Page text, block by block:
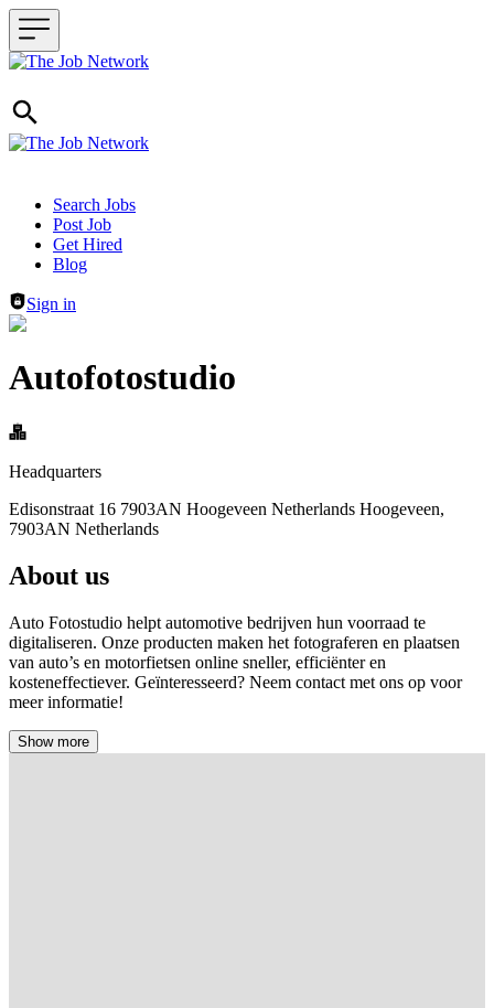
Header navigation
Search Jobs
Post Job
Get Hired
Blog
Sign in
Autofotostudio
Headquarters
Edisonstraat 16 7903AN Hoogeveen Netherlands Hoogeveen,
7903AN Netherlands
About us
Auto Fotostudio helpt automotive bedrijven hun voorraad te
digitaliseren. Onze producten maken het fotograferen en plaatsen
van auto’s en motorfietsen online sneller, efficiënter en
kosteneffectiever. Geïnteresseerd? Neem contact met ons op voor
meer informatie!
Show more